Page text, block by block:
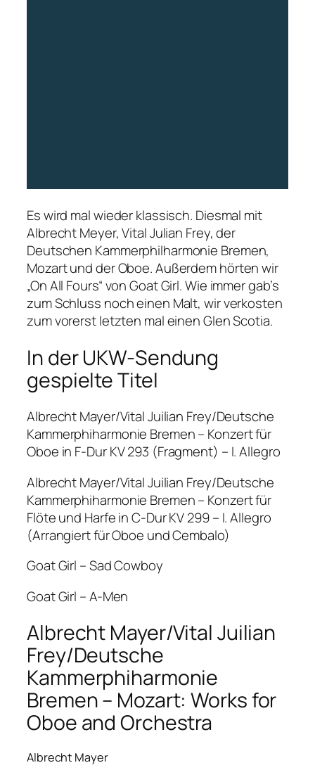
Es wird mal wieder klassisch. Diesmal mit
Albrecht Meyer, Vital Julian Frey, der
Deutschen Kammerphilharmonie Bremen,
Mozart und der Oboe. Außerdem hörten wir
„On All Fours“ von Goat Girl. Wie immer gab’s
zum Schluss noch einen Malt, wir verkosten
zum vorerst letzten mal einen Glen Scotia.
In der UKW-Sendung
gespielte Titel
Albrecht Mayer/Vital Juilian Frey/Deutsche
Kammerphiharmonie Bremen – Konzert für
Oboe in F-Dur KV 293 (Fragment) – I. Allegro
Albrecht Mayer/Vital Juilian Frey/Deutsche
Kammerphiharmonie Bremen – Konzert für
Flöte und Harfe in C-Dur KV 299 – I. Allegro
(Arrangiert für Oboe und Cembalo)
Goat Girl – Sad Cowboy
Goat Girl – A-Men
Albrecht Mayer/Vital Juilian
Frey/Deutsche
Kammerphiharmonie
Bremen – Mozart: Works for
Oboe and Orchestra
Albrecht Mayer